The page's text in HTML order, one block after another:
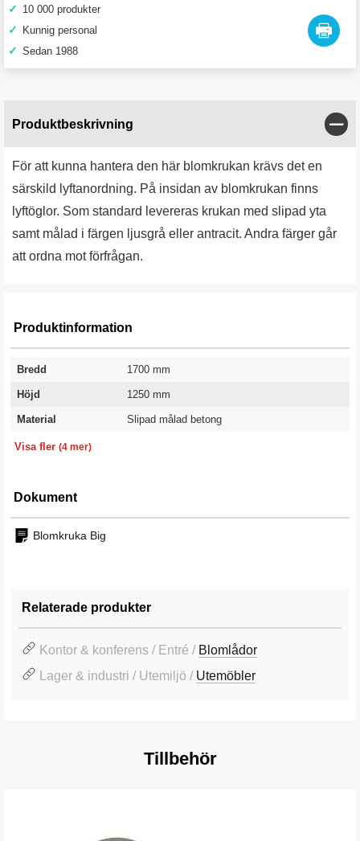
✓ 10 000 produkter
✓ Kunnig personal
✓ Sedan 1988
Produktbeskrivning
För att kunna hantera den här blomkrukan krävs det en
särskild lyftanordning. På insidan av blomkrukan finns
lyftöglor. Som standard levereras krukan med slipad yta
samt målad i färgen ljusgrå eller antracit. Andra färger går
att ordna mot förfrågan.
Produktinformation
Bredd 1700 mm
Höjd 1250 mm
Material
Slipad målad betong
Visa fler (4 mer)
Dokument
Blomkruka Big
Relaterade produkter
Kontor & konferens / Entré / Blomlådor
Lager & industri / Utemiljö / Utemöbler
Tillbehör